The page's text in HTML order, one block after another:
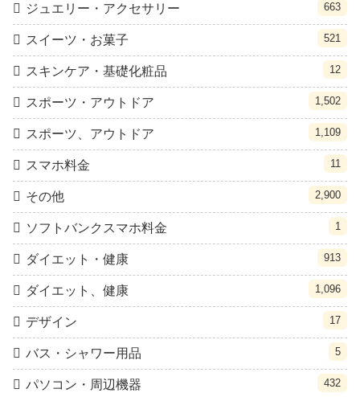
ジュエリー・アクセサリー 663
スイーツ・お菓子 521
スキンケア・基礎化粧品 12
スポーツ・アウトドア 1,502
スポーツ、アウトドア 1,109
スマホ料金 11
その他 2,900
ソフトバンクスマホ料金 1
ダイエット・健康 913
ダイエット、健康 1,096
デザイン 17
バス・シャワー用品 5
パソコン・周辺機器 432